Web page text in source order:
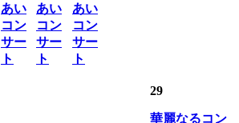
あい
コン
サー
ト
あい
コン
サー
ト
あい
コン
サー
ト
29
華麗なるコン